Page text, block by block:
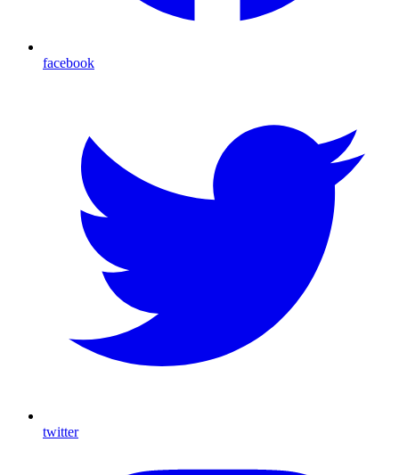
facebook
twitter